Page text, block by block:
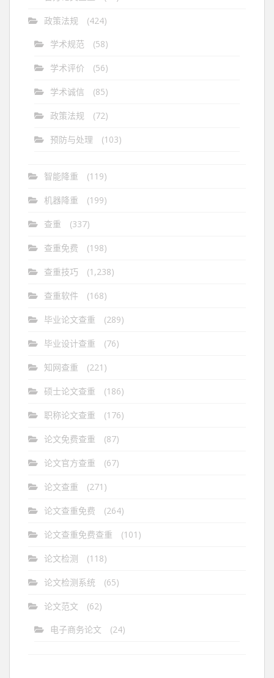
政策法规
(424)
学术规范
(58)
学术评价 (56)
学术诚信 (85)
政策法规 (72)
预防与处理 (103)
智能降重 (119)
机器降重 (199)
查重 (337)
查重免费 (198)
查重技巧 (1,238)
查重软件 (168)
毕业论文查重 (289)
毕业设计查重 (76)
知网查重 (221)
硕士论文查重 (186)
职称论文查重 (176)
论文免费查重 (87)
论文官方查重 (67)
论文查重 (271)
论文查重免费 (264)
论文查重免费查重 (101)
论文检测 (118)
论文检测系统 (65)
论文范文
(62)
电子商务论文
(24)